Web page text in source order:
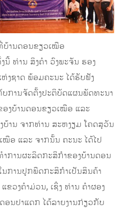
ານດອນຂຽວເໝືອ
ນີ້ ທ່ານ ສິງຄໍາ ວົງພະຈັນ ຮອງ
ງຊາດ ພ້ອມຄະນະ ໄດ້ຮັບຟັງ
ບການຈັດຕັ້ງປະຕິບັດແຜນພັດທະນາ
ງບ້ານດອນຂຽວເໝືອ ແລະ
ບ້ານ ຈາກທ່ານ ສະຫງຽມ ໂຄດສຸວັນ
ໝືອ ແລະ ຈາກນັ້ນ ຄະນະ ໄດ້ໄປ
ການຜະລິດກະສິກຳຂອງບ້ານດອນ
ນການປູກພືດກະສິກໍາເປັນສິນຄ້າ
ຂວງຄຳມ່ວນ, ເຊິ່ງ ທ່ານ ຄຳຜອງ
ອນປາແດກ ໄດ້ລາຍງານກ່ຽວກັບ